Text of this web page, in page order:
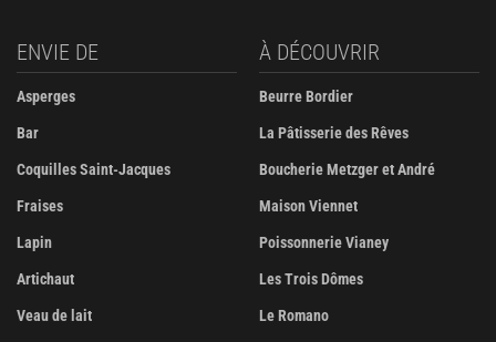
ENVIE DE
Asperges
Bar
Coquilles Saint-Jacques
Fraises
Lapin
Artichaut
Veau de lait
À DÉCOUVRIR
Beurre Bordier
La Pâtisserie des Rêves
Boucherie Metzger et André
Maison Viennet
Poissonnerie Vianey
Les Trois Dômes
Le Romano